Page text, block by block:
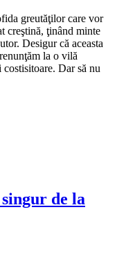
greutăţilor care vor
creştină, ţinând minte
Desigur că aceasta
la o vilă
Dar să nu
de la